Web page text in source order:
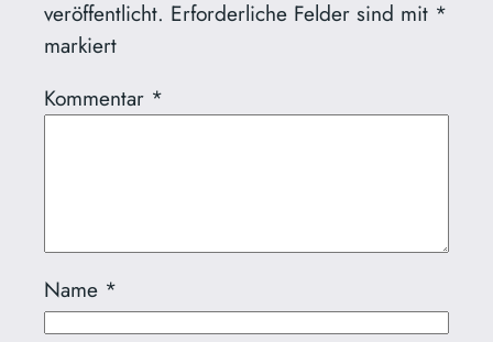
veröffentlicht. Erforderliche Felder sind mit *
markiert
Kommentar *
Name *